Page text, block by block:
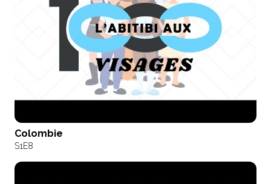
Colombie
S1E8